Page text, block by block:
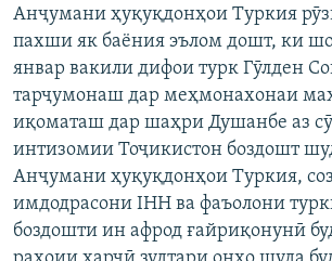
Анҷумани ҳуқуқдонҳои Туркия
пахши як баёния эълом дошт, ки
январ вакили дифои турк Гӯлден
тарҷумонаш дар меҳмонахонаи
иқоматаш дар шаҳри Душанбе аз
интизомии Тоҷикистон боздошт
Анҷумани ҳуқуқдонҳои Туркия,
имдодрасони IHH ва фаъолони
боздошти ин афрод ғайриқонунӣ